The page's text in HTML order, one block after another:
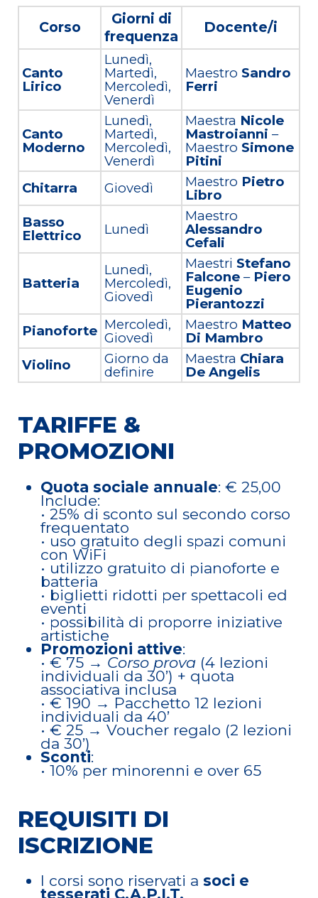
Corso
Giorni di
frequenza
Docente/i
Canto
Lirico
Lunedì,
Martedì,
Mercoledì,
Venerdì
Maestro Sandro
Ferri
Canto
Moderno
Lunedì,
Martedì,
Mercoledì,
Venerdì
Maestra Nicole
Mastroianni –
Maestro Simone
Pitini
Chitarra
Giovedì Maestro Pietro
Libro
Basso
Elettrico
Lunedì
Maestro
Alessandro
Cefali
Batteria
Lunedì,
Mercoledì,
Giovedì
Maestri Stefano
Falcone – Piero
Eugenio
Pierantozzi
Pianoforte Mercoledì,
Giovedì
Maestro Matteo
Di Mambro
Violino
Giorno da
definire
Maestra Chiara
De Angelis
TARIFFE &
PROMOZIONI
Quota sociale annuale: € 25,00
Include:
• 25% di sconto sul secondo corso
frequentato
• uso gratuito degli spazi comuni
con WiFi
• utilizzo gratuito di pianoforte e
batteria
• biglietti ridotti per spettacoli ed
eventi
• possibilità di proporre iniziative
artistiche
Promozioni attive:
• € 75 → Corso prova(4 lezioni
individuali da 30’) + quota
associativa inclusa
• € 190 → Pacchetto 12 lezioni
individuali da 40’
• € 25 → Voucher regalo (2 lezioni
da 30’)
Sconti:
• 10% per minorenni e over 65
REQUISITI DI
ISCRIZIONE
I corsi sono riservati a soci e
tesserati C.A.P.I.T.